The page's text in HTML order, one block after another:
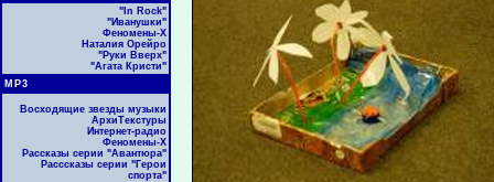
"In Rock"
"Иванушки"
Феномены-Х
Наталия Орейро
"Руки Вверх"
"Агата Кристи"
МР3
Восходящие звезды музыки
АрхиТекстуры
Интернет-радио
Феномены-Х
Рассказы серии "Авантюра"
Расссказы серии "Герои
спорта"